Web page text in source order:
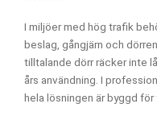
I miljöer med hög trafik
beslag, gångjärn och
tilltalande dörr räcker inte
års användning. I
hela lösningen är byggd